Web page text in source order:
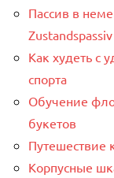
Пассив в
Zustandspassiv
Как худеть с
спорта
Обучение
букетов
Путешествие
Корпусные